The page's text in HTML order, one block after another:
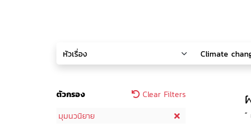
ตัวกรอง
Clear Filters
มุมนวนิยาย